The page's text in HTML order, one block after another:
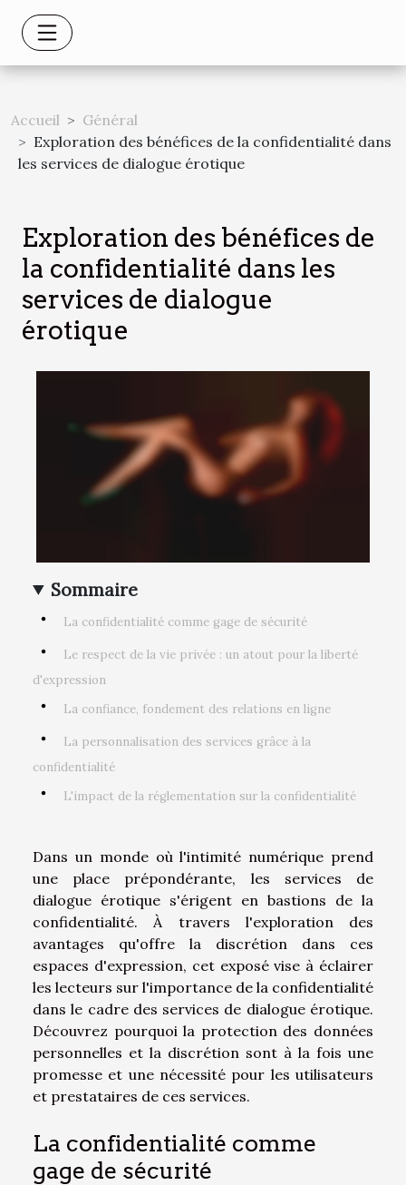
Accueil
Général
Exploration des bénéfices de la confidentialité dans
les services de dialogue érotique
Exploration des bénéfices de
la confidentialité dans les
services de dialogue
érotique
Sommaire
La confidentialité comme gage de sécurité
Le respect de la vie privée : un atout pour la liberté
d'expression
La confiance, fondement des relations en ligne
La personnalisation des services grâce à la
confidentialité
L'impact de la réglementation sur la confidentialité
Dans un monde où l'intimité numérique prend
une place prépondérante, les services de
dialogue érotique s'érigent en bastions de la
confidentialité. À travers l'exploration des
avantages qu'offre la discrétion dans ces
espaces d'expression, cet exposé vise à éclairer
les lecteurs sur l'importance de la confidentialité
dans le cadre des services de dialogue érotique.
Découvrez pourquoi la protection des données
personnelles et la discrétion sont à la fois une
promesse et une nécessité pour les utilisateurs
et prestataires de ces services.
La confidentialité comme
gage de sécurité